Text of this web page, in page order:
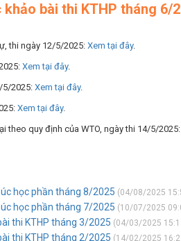
bài thi KTHP tháng 6/
thi ngày 12/5/2025:Xem tại đây.
Xem tại đây.
5/2025:Xem tại đây.
Xem tại đây.
theo quy định của WTO, ngày thi 14/5/2025:
học phần tháng 8/2025 (04/08/2025
học phần tháng 7/2025 (10/07/2025
thi KTHP tháng 3/2025 (04/03/2025
thi KTHP tháng 2/2025 (14/02/2025